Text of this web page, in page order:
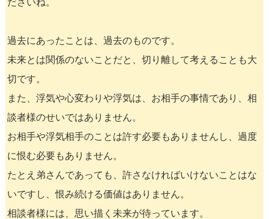
ださいね。
過去にあったことは、過去のものです。
未来とは関係のないことだと、切り離して考えることも大
切です。
また、浮気や心変わりや浮気は、お相手の事情であり、相
談者様のせいではありません。
お相手や浮気相手のことは許す必要もありませんし、過度
に恨む必要もありません。
たとえ弟さんであっても、許さなければいけないことはな
いですし、恨み続ける価値はありません。
相談者様には、思い描く未来が待っています。